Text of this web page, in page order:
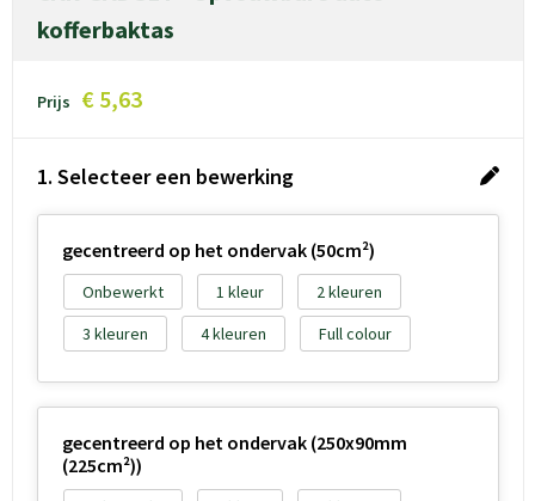
kofferbaktas
Prijs € 5,63
1. Selecteer een bewerking
gecentreerd op het ondervak (50cm²)
Onbewerkt 1
2
3
4 Full colour
gecentreerd op het ondervak (250x90mm
(225cm²))